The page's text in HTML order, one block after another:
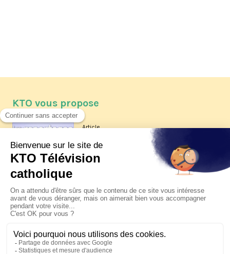
KTO vous propose
Article
Les reportages d'été 2026 de KTO
La visite pastorale du pape Léon
XIV à Assise à suivre sur KTO le
jeudi 6 août
Le pape en Uruguay, Argentine et
Pérou du 6 au 17 novembre 2026